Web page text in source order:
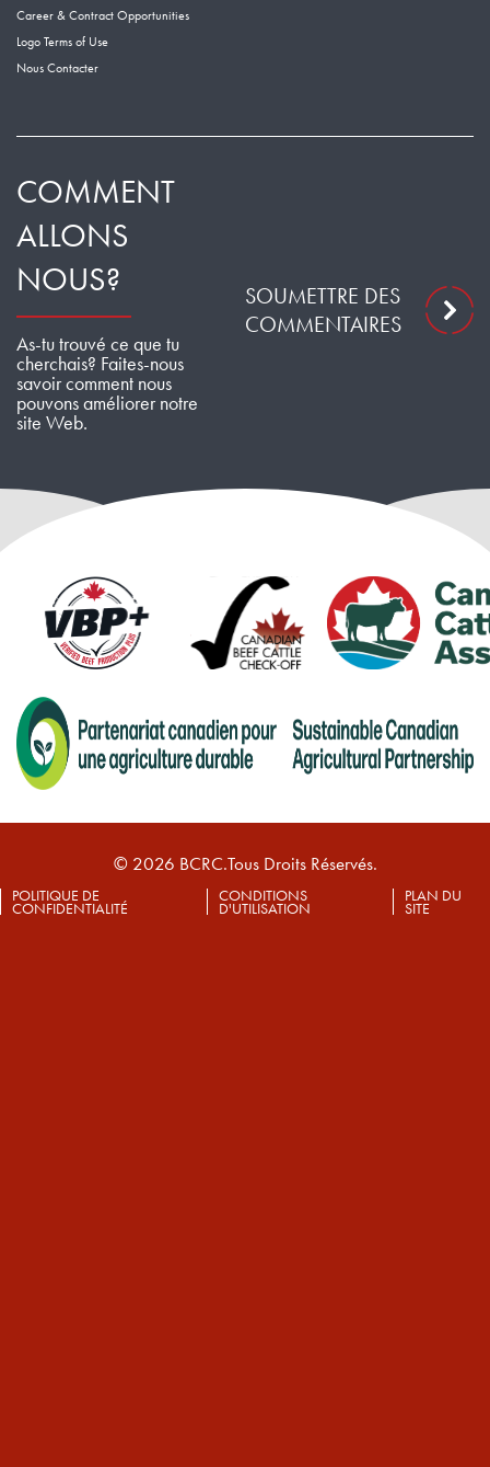
Career & Contract Opportunities
Logo Terms of Use
Nous Contacter
COMMENT
ALLONS
NOUS?
As-tu trouvé ce que tu
cherchais? Faites-nous
savoir comment nous
pouvons améliorer notre
site Web.
SOUMETTRE DES
COMMENTAIRES
© 2026 BCRC.Tous Droits Réservés.
POLITIQUE DE
CONFIDENTIALITÉ
CONDITIONS
D'UTILISATION
PLAN DU
SITE